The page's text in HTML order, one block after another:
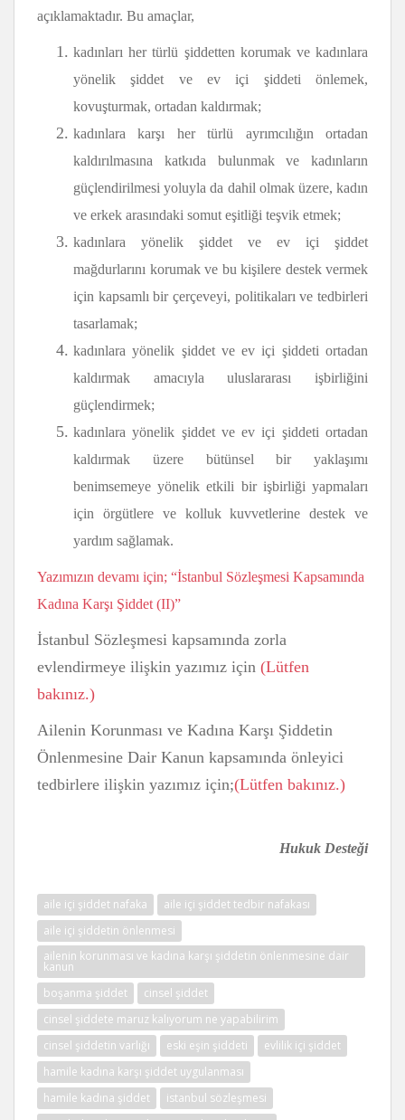
açıklamaktadır. Bu amaçlar,
kadınları her türlü şiddetten korumak ve kadınlara
yönelik şiddet ve ev içi şiddeti önlemek,
kovuşturmak, ortadan kaldırmak;
kadınlara karşı her türlü ayrımcılığın ortadan
kaldırılmasına katkıda bulunmak ve kadınların
güçlendirilmesi yoluyla da dahil olmak üzere, kadın
ve erkek arasındaki somut eşitliği teşvik etmek;
kadınlara yönelik şiddet ve ev içi şiddet
mağdurlarını korumak ve bu kişilere destek vermek
için kapsamlı bir çerçeveyi, politikaları ve tedbirleri
tasarlamak;
kadınlara yönelik şiddet ve ev içi şiddeti ortadan
kaldırmak amacıyla uluslararası işbirliğini
güçlendirmek;
kadınlara yönelik şiddet ve ev içi şiddeti ortadan
kaldırmak üzere bütünsel bir yaklaşımı
benimsemeye yönelik etkili bir işbirliği yapmaları
için örgütlere ve kolluk kuvvetlerine destek ve
yardım sağlamak.
Yazımızın devamı için; “İstanbul Sözleşmesi Kapsamında
Kadına Karşı Şiddet (II)”
İstanbul Sözleşmesi kapsamında zorla
evlendirmeye ilişkin yazımız için (Lütfen
bakınız.)
Ailenin Korunması ve Kadına Karşı Şiddetin
Önlenmesine Dair Kanun kapsamında önleyici
tedbirlere ilişkin yazımız için;(Lütfen bakınız.)
Hukuk Desteği
aile içi şiddet nafaka
aile içi şiddet tedbir nafakası
aile içi şiddetin önlenmesi
ailenin korunması ve kadına karşı şiddetin önlenmesine dair
kanun
boşanma şiddet
cinsel şiddet
cinsel şiddete maruz kalıyorum ne yapabilirim
cinsel şiddetin varlığı
eski eşin şiddeti
evlilik içi şiddet
hamile kadına karşı şiddet uygulanması
hamile kadına şiddet
istanbul sözleşmesi